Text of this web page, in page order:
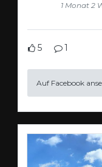
1 Monat 2
5 1
Auf Facebook